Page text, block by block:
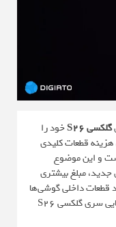
گلکسی S26
خود را
قطعات کلیدی
و این موضوع
مبلغ بیشتری
قطعات داخلی گوشی‌ها
درحال افزایش است و این فشار روی قیمت نهایی سری گلکسی S26